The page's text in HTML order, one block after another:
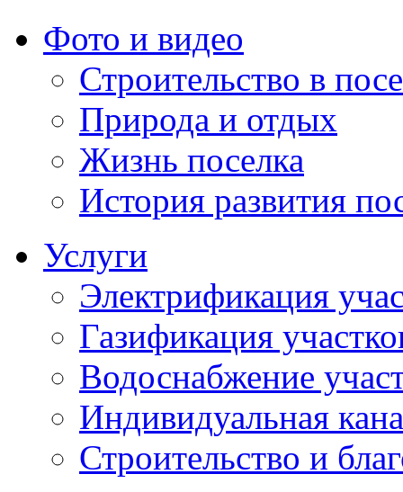
Фото и видео
Строительство в
Природа и отдых
Жизнь поселка
История развития
Услуги
Электрификация
Газификация
Водоснабжение
Индивидуальная
Строительство и